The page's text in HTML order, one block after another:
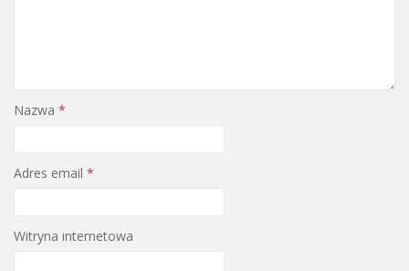
Nazwa *
Adres email *
Witryna internetowa